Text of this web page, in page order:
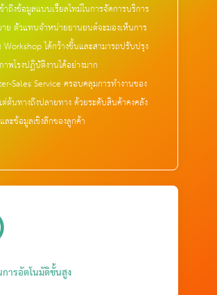
าถึงข้อมูลแบบเรียลไทม์ในการจัดการบริการ
ย ตัวแทนจำหน่ายยานยนต์จะมองเห็นการ
Workshop ได้กว้างขึ้นและสามารถปรับปรุง
พโรงปฏิบัติงานได้อย่างมาก
Sales Service ครอบคลุมการทำงานของ
ต้นทางถึงปลายทาง ด้วยระดับสินค้าคงคลัง
ะข้อมูลเชิงลึกของลูกค้า
ารอัตโนมัติขั้นสูง